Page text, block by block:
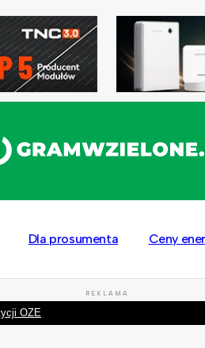
Dla prosumenta Ceny
REKLAMA
OZE